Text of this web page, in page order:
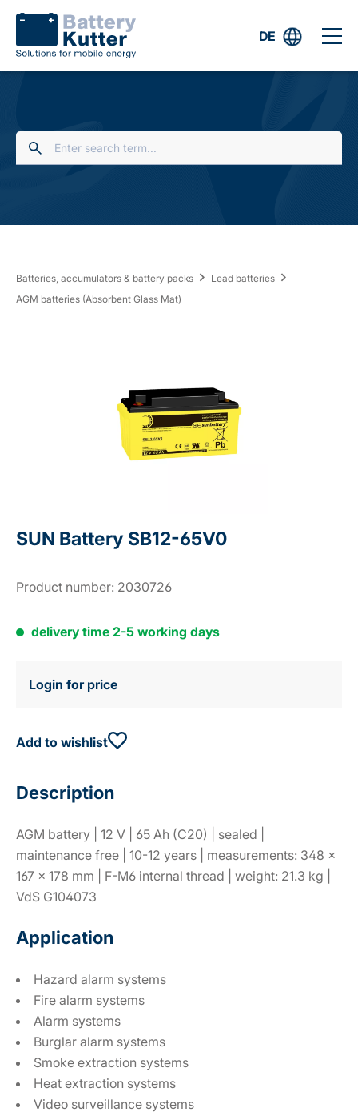
DE
Batteries, accumulators & battery packs
Lead batteries
AGM batteries (Absorbent Glass Mat)
SUN Battery SB12-65V0
Product number: 2030726
delivery time 2-5 working days
Login for price
Add to wishlist
Description
AGM battery | 12 V | 65 Ah (C20) | sealed |
maintenance free | 10-12 years | measurements: 348 ×
167 × 178 mm | F-M6 internal thread | weight: 21.3 kg |
VdS G104073
Application
Hazard alarm systems
Fire alarm systems
Alarm systems
Burglar alarm systems
Smoke extraction systems
Heat extraction systems
Video surveillance systems